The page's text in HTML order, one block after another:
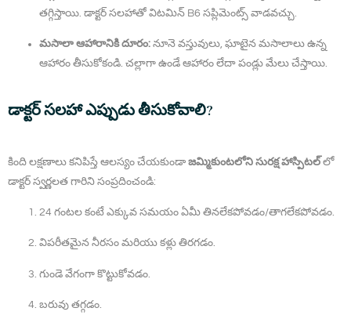
తగ్గిస్తాయి. డాక్టర్ సలహాతో విటమిన్ B6 సప్లిమెంట్స్ వాడవచ్చు.
మసాలా ఆహారానికి దూరం: నూనె వస్తువులు, ఘాటైన మసాలాలు ఉన్న
ఆహారం తీసుకోకండి. చల్లాగా ఉండే ఆహారం లేదా పండ్లు మేలు చేస్తాయి.
డాక్టర్ సలహా ఎప్పుడు తీసుకోవాలి?
కింది లక్షణాలు కనిపిస్తే ఆలస్యం చేయకుండా జమ్మికుంటలోని సురక్ష హాస్పిటల్ లో
డాక్టర్ స్వర్ణలత గారిని సంప్రదించండి:
24 గంటల కంటే ఎక్కువ సమయం ఏమీ తినలేకపోవడం/తాగలేకపోవడం.
విపరీతమైన నీరసం మరియు కళ్లు తిరగడం.
గుండె వేగంగా కొట్టుకోవడం.
బరువు తగ్గడం.